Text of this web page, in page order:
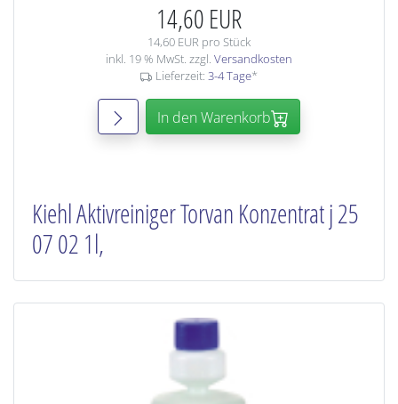
14,60 EUR
14,60 EUR pro Stück
inkl. 19 % MwSt. zzgl. Versandkosten
Lieferzeit: 3-4 Tage*
In den Warenkorb
Kiehl Aktivreiniger Torvan Konzentrat j 25
07 02 1l,